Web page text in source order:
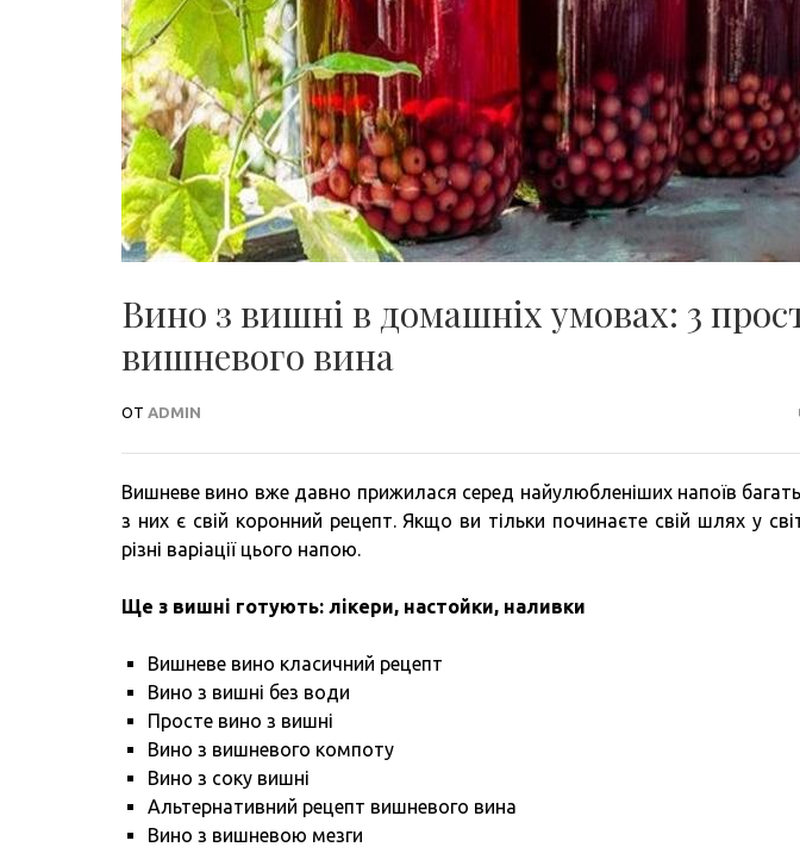
Вино з вишні в домашніх умовах: 3
вишневого вина
ОТ ADMIN
Вишневе вино вже давно прижилася серед найулюбленіших напоїв
з них є свій коронний рецепт. Якщо ви тільки починаєте свій шлях у
різні варіації цього напою.
Ще з вишні готують: лікери, настойки, наливки
Вишневе вино класичний рецепт
Вино з вишні без води
Просте вино з вишні
Вино з вишневого компоту
Вино з соку вишні
Альтернативний рецепт вишневого вина
Вино з вишневою мезги